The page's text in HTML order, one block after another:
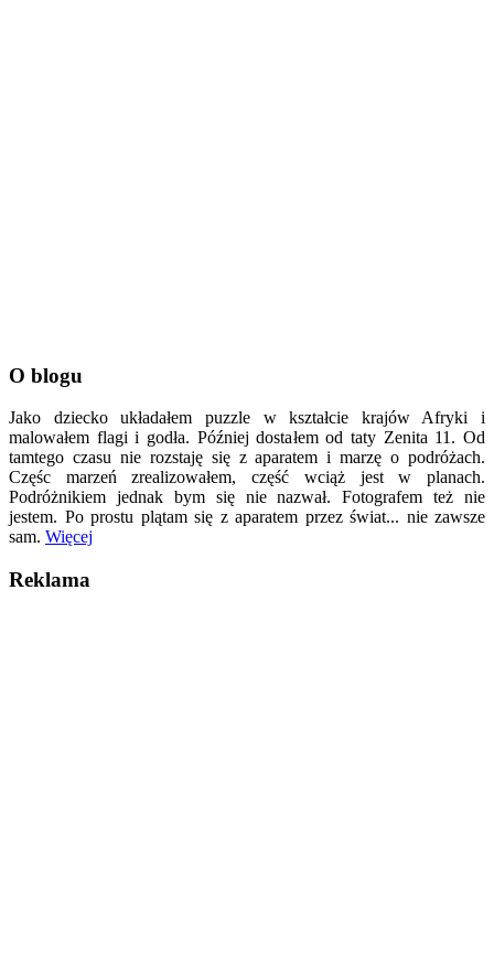
O blogu
Jako dziecko układałem puzzle w kształcie krajów Afryki i
malowałem flagi i godła. Później dostałem od taty Zenita 11. Od
tamtego czasu nie rozstaję się z aparatem i marzę o podróżach.
Częśc marzeń zrealizowałem, część wciąż jest w planach.
Podróżnikiem jednak bym się nie nazwał. Fotografem też nie
jestem. Po prostu plątam się z aparatem przez świat... nie zawsze
sam. Więcej
Reklama